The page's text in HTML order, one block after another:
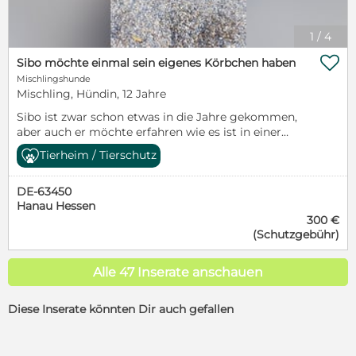
1 / 4
Sibo möchte einmal sein eigenes Körbchen haben
Mischlingshunde
Mischling, Hündin, 12 Jahre
Sibo ist zwar schon etwas in die Jahre gekommen,
aber auch er möchte erfahren wie es ist in einer
Familie Steckbrief: Name: Sibo Geschlecht:
männlich/kastriert Größe: ca. 60-65 cm Alter: ca.
August 2014 geboren Charakter: freundlich, lieb,
verträglich, bisschen Futterneid, liegen vielleicht
daran, weil er aus der Tötung kommt und um das
ist gesund, geimpft, gechipt, entwurmt und hat
einen EU-Pass. Er wird nach positiver Vorkontrolle
mit Schutzvertrag und Schutzgebühr an
verantwortungsvolle Menschen vermittelt. Vor der
durchgeführt: Borreliose, Anaplasmose, Ehrlichiose,

Tierheim / Tierschutz
DE-63450
Hanau Hessen
300 €
(Schutzgebühr)
Alle 47 Inserate anschauen
Diese Inserate könnten Dir auch gefallen